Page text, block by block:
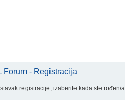
Forum - Registracija
registracije, izaberite kada ste rođen/a.